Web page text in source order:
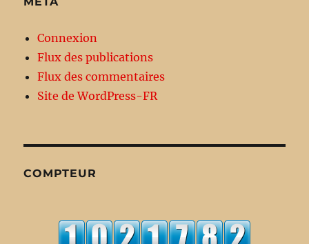
Connexion
Flux des publications
Flux des commentaires
Site de WordPress-FR
COMPTEUR